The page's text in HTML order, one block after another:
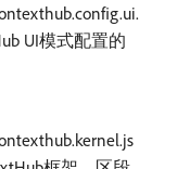
UI模式配置的